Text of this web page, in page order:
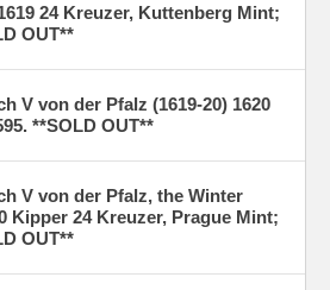
24 Kreuzer, Kuttenberg Mint;
OUT**
V von der Pfalz (1619-20) 1620
**SOLD OUT**
V von der Pfalz, the Winter
Kipper 24 Kreuzer, Prague Mint;
OUT**